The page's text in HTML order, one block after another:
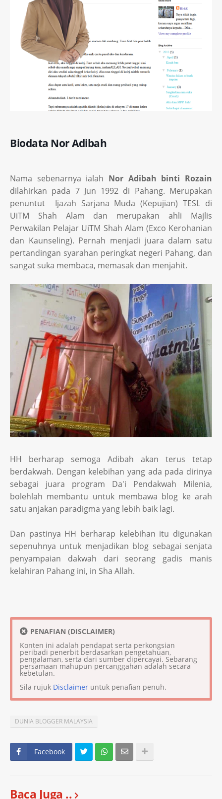
Biodata Nor Adibah
Nama sebenarnya ialah Nor Adibah binti Rozain
dilahirkan pada 7 Jun 1992 di Pahang. Merupakan
penuntut Ijazah Sarjana Muda (Kepujian) TESL di
UiTM Shah Alam dan merupakan ahli Majlis
Perwakilan Pelajar UiTM Shah Alam (Exco Kerohanian
dan Kaunseling). Pernah menjadi juara dalam satu
pertandingan syarahan peringkat negeri Pahang, dan
sangat suka membaca, memasak dan menjahit.
HH berharap semoga Adibah akan terus tetap
berdakwah. Dengan kelebihan yang ada pada dirinya
sebagai juara program Da'i Pendakwah Milenia,
bolehlah membantu untuk membawa blog ke arah
satu anjakan paradigma yang lebih baik lagi.
Dan pastinya HH berharap kelebihan itu digunakan
sepenuhnya untuk menjadikan blog sebagai senjata
penyampaian dakwah dari seorang gadis manis
kelahiran Pahang ini, in Sha Allah.
PENAFIAN (DISCLAIMER)
Konten ini adalah pendapat serta perkongsian
peribadi penerbit berdasarkan pengetahuan,
pengalaman, serta dari sumber dipercayai. Sebarang
persamaan mahupun percanggahan adalah secara
kebetulan.
Sila rujuk Disclaimer untuk penafian penuh.
DUNIA BLOGGER MALAYSIA
Facebook
Baca Juga ..